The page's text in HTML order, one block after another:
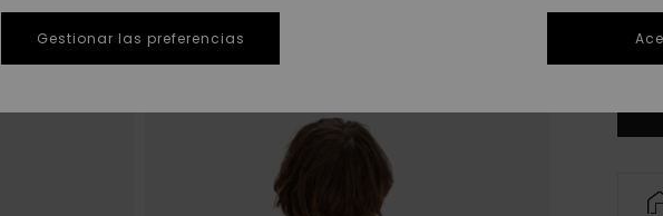
Gestionar las preferencias